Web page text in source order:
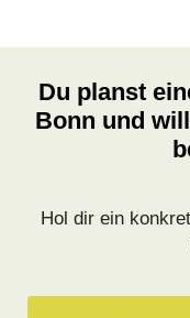
Du planst
Bonn und
Hol dir ein